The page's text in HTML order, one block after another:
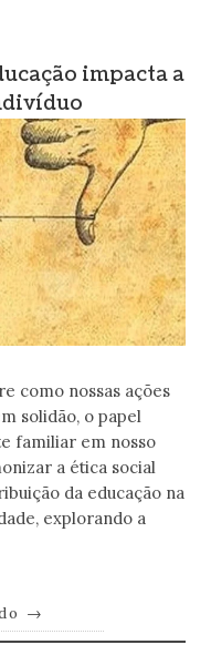
impacta a
como nossas ações
solidão, o papel
familiar em nosso
a ética social
da educação na
explorando a
→